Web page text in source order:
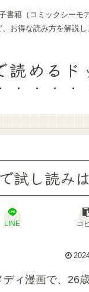
籍（コミックシー
お得な読み方を解説
読めるド
試し読み
LINE コ
ィ漫画で、26